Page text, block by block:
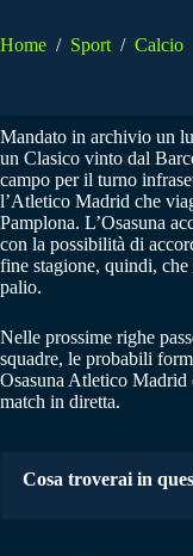
Home / Sport / Calcio
Mandato in archivio un
un Clasico vinto dal
campo per il turno
l’Atletico Madrid che
Pamplona. L’Osasuna
con la possibilità di
fine stagione, quindi,
palio.
Nelle prossime righe
squadre, le probabili
Osasuna Atletico
match in diretta.
Cosa troverai in